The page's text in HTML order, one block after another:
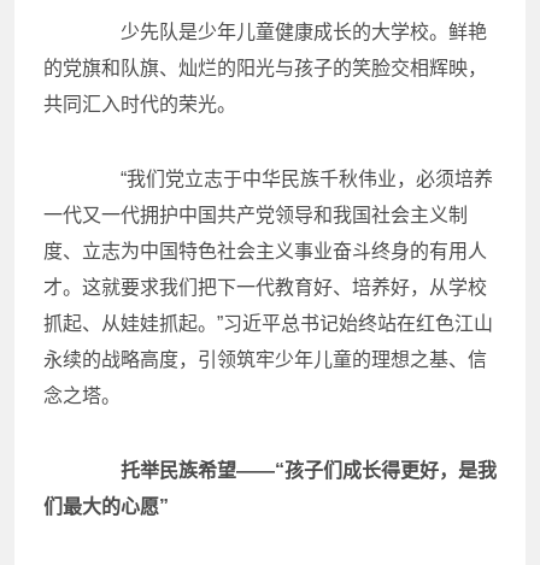
少先队是少年儿童健康成长的大学校。鲜艳
的党旗和队旗、灿烂的阳光与孩子的笑脸交相辉映，
共同汇入时代的荣光。
“我们党立志于中华民族千秋伟业，必须培养
一代又一代拥护中国共产党领导和我国社会主义制
度、立志为中国特色社会主义事业奋斗终身的有用人
才。这就要求我们把下一代教育好、培养好，从学校
抓起、从娃娃抓起。”习近平总书记始终站在红色江山
永续的战略高度，引领筑牢少年儿童的理想之基、信
念之塔。
托举民族希望——“孩子们成长得更好，是我
们最大的心愿”